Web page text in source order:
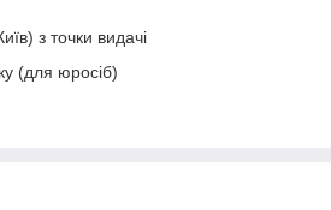
з точки видачі
(для юросіб)